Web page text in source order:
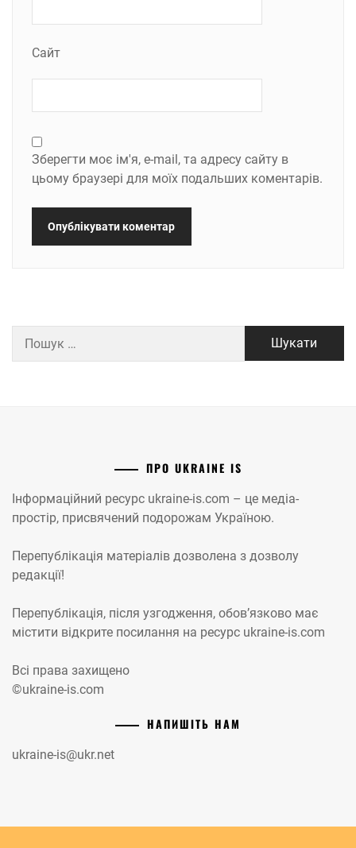
Сайт
Зберегти моє ім'я, e-mail, та адресу сайту в
цьому браузері для моїх подальших коментарів.
ПРО UKRAINE IS
Інформаційний ресурс ukraine-is.com – це медіа-
простір, присвячений подорожам Україною.
Перепублікація матеріалів дозволена з дозволу
редакції!
Перепублікація, після узгодження, обов’язково має
містити відкрите посилання на ресурс ukraine-is.com
Всі права захищено
©ukraine-is.com
НАПИШІТЬ НАМ
ukraine-is@ukr.net